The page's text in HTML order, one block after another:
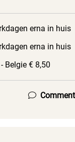
erna in huis
erna in huis
- Belgie € 8,50
Comment